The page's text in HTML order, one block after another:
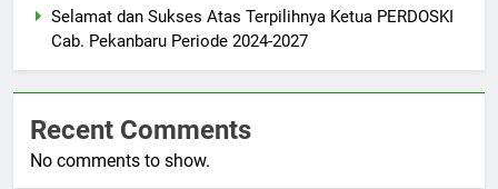
Selamat dan Sukses Atas Terpilihnya Ketua PERDOSKI
Cab. Pekanbaru Periode 2024-2027
Recent Comments
No comments to show.